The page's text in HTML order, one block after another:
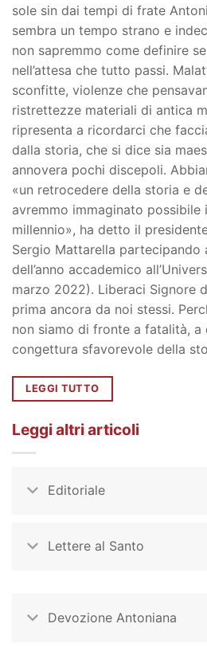
sole sin dai tempi di frate
sembra un tempo strano e
non sapremmo come definire se
nell’attesa che tutto passi.
sconfitte, violenze che
ristrettezze materiali di antica
ripresenta a ricordarci che
dalla storia, che si dice sia
annovera pochi discepoli.
«un retrocedere della storia e
avremmo immaginato possibile
millennio», ha detto il
Sergio Mattarella partecipando
dell’anno accademico
marzo 2022). Liberaci Signore
prima ancora da noi stessi.
non siamo di fronte a fatalità, a
congettura sfavorevole della
LEGGI TUTTO
Leggi altri articoli
Editoriale
Lettere al Santo
Devozione Antoniana